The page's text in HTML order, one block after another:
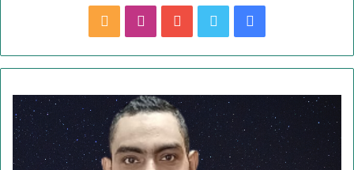
ي
و
و
ت
ر
و
ي
و
ن
ت
ق
ل
ص
ا